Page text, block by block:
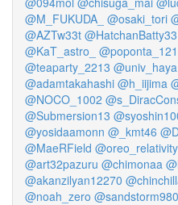
@M_FUKUDA_ @osaki_tori
@AZTw33t @HatchanBatty33
@KaT_astro_
@teaparty_2213 @univ_haya
@adamtakahashi @h_iijima
@NOCO_1002
@Submersion13
@yosidaamonn @_kmt46
@MaeRField @oreo_relativity
@art32pazuru @chimonaa
@akanzilyan12270
@noah_zero